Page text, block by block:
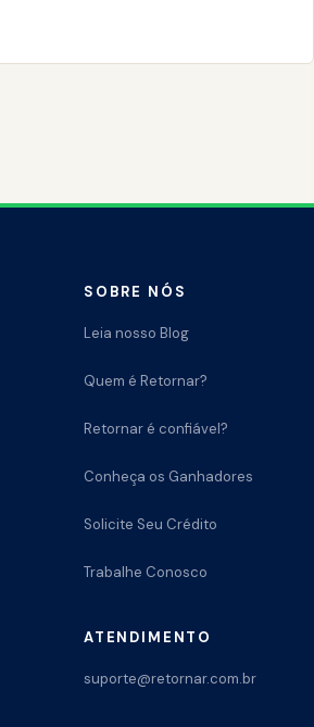
SOBRE NÓS
Leia nosso Blog
Quem é Retornar?
Retornar é confiável?
Conheça os Ganhadores
Solicite Seu Crédito
Trabalhe Conosco
ATENDIMENTO
suporte@retornar.com.br